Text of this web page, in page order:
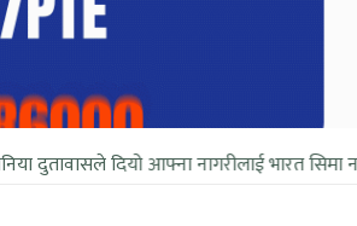
आफ्ना नागरीलाई भारत सिमा नाकामा नजान